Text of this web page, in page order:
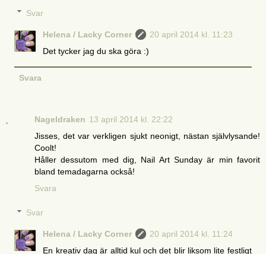
Svar
Helena / Lacky Corner
20 april 2014 kl. 11:23
Det tycker jag du ska göra :)
Svara
Nageldraken 13 april 2014 kl. 22:22
Jisses, det var verkligen sjukt neonigt, nästan självlysande!
Coolt!
Håller dessutom med dig, Nail Art Sunday är min favorit
bland temadagarna också!
Svara
Svar
Helena / Lacky Corner
20 april 2014 kl. 11:24
En kreativ dag är alltid kul och det blir liksom lite festligt